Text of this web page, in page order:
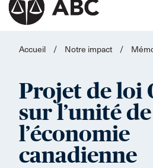
Accueil / Notre impact /
Projet de loi
sur l’unité de
l’économie
canadienne